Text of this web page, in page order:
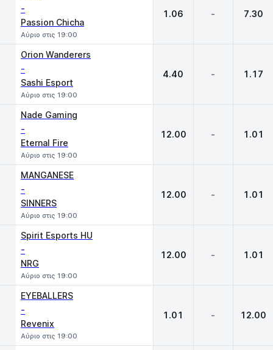
-
Passion Chicha
Αύριο στις 19:00
1.06 - 7.30
Orion Wanderers
-
Sashi Esport
Αύριο στις 19:00
4.40 - 1.17
Nade Gaming
-
Eternal Fire
Αύριο στις 19:00
12.00 - 1.01
MANGANESE
-
SINNERS
Αύριο στις 19:00
12.00 - 1.01
Spirit Esports HU
-
NRG
Αύριο στις 19:00
12.00 - 1.01
EYEBALLERS
-
Revenix
Αύριο στις 19:00
1.01 - 12.00